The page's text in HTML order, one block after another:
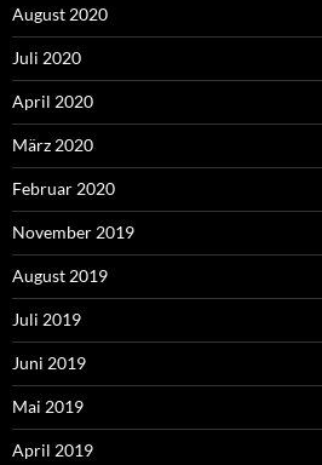
August 2020
Juli 2020
April 2020
März 2020
Februar 2020
November 2019
August 2019
Juli 2019
Juni 2019
Mai 2019
April 2019